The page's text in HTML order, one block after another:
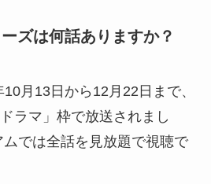
ズは何話ありますか？
月13日から12月22日まで、
ラマ」枠で放送されまし
では全話を見放題で視聴で